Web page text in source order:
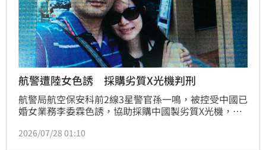
航警遭陸女色誘 採購劣質X光機判刑
航警局航空保安科前2線3星警官孫一鳴，被控受中國已
婚女業務李委霖色誘，協助採購中國製劣質X光機，用
起訴。一審、二審均判處17年6月刑期，褫奪公權10
2026/07/28 01:10